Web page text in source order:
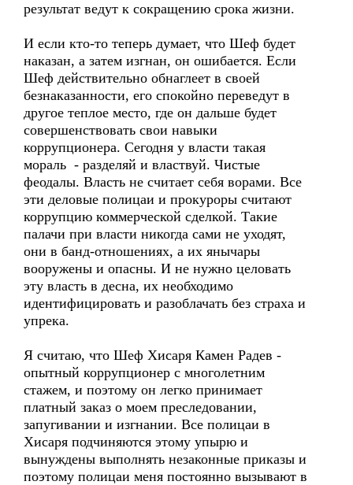
результат ведут к сокращению срока жизни.
И если кто-то теперь думает, что Шеф будет
наказан, а затем изгнан, он ошибается. Если
Шеф действительно обнаглеет в своей
безнаказанности, его спокойно переведут в
другое теплое место, где он дальше будет
совершенствовать свои навыки
коррупционера. Сегодня у власти такая
мораль - разделяй и властвуй. Чистые
феодалы. Власть не считает себя ворами. Все
эти деловые полицаи и прокуроры считают
коррупцию коммерческой сделкой. Такие
палачи при власти никогда сами не уходят,
они в банд-отношениях, а их янычары
вооружены и опасны. И не нужно целовать
эту власть в десна, их необходимо
идентифицировать и разоблачать без страха и
упрека.
Я считаю, что Шеф Хисаря Камен Радев -
опытный коррупционер с многолетним
стажем, и поэтому он легко принимает
платный заказ о моем преследовании,
запугивании и изгнании. Все полицаи в
Хисаря подчиняются этому упырю и
вынуждены выполнять незаконные приказы и
поэтому полицаи меня постоянно вызывают в